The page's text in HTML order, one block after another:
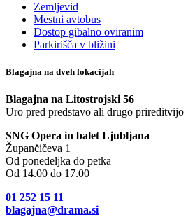
Zemljevid
Mestni avtobus
Dostop gibalno oviranim
Parkirišča v bližini
Blagajna na dveh lokacijah
Blagajna na Litostrojski 56
Uro pred predstavo ali drugo prireditvijo
SNG Opera in balet Ljubljana
Župančičeva 1
Od ponedeljka do petka
Od 14.00 do 17.00
01 252 15 11
blagajna@drama.si